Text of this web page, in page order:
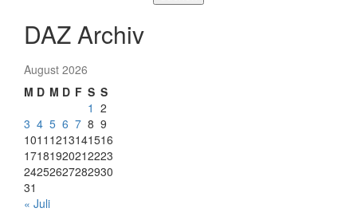
DAZ Archiv
August 2026
M D M D F S S
1 2
3 4 5 6 7 8 9
1011 1213141516
17181920212223
24252627282930
31
« Juli